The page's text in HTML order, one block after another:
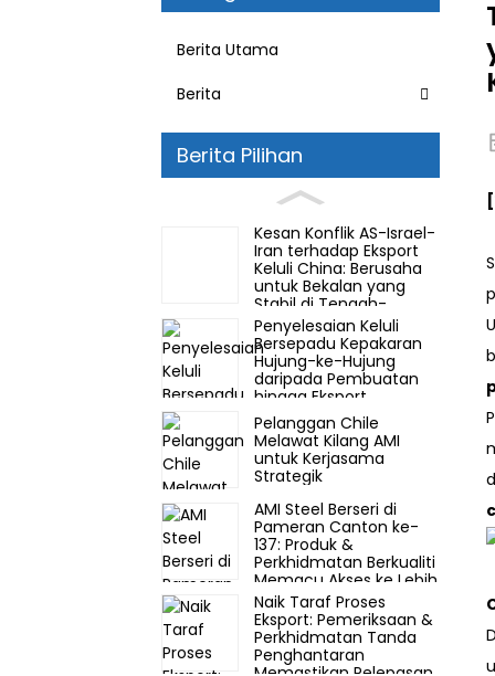
Berita Utama
Berita
Berita Pilihan
Kesan Konflik AS-Israel-
Iran terhadap Eksport
Keluli China: Berusaha
untuk Bekalan yang
Stabil di Tengah-
tengah Turun Naik
Pasaran
Penyelesaian Keluli
Bersepadu Kepakaran
Hujung-ke-Hujung
daripada Pembuatan
hingga Eksport
Pelanggan Chile
Melawat Kilang AMI
untuk Kerjasama
Strategik
AMI Steel Berseri di
Pameran Canton ke-
137: Produk &
Perkhidmatan Berkualiti
Memacu Akses ke Lebih
30 Pasaran Global
Naik Taraf Proses
Eksport: Pemeriksaan &
Perkhidmatan Tanda
Penghantaran